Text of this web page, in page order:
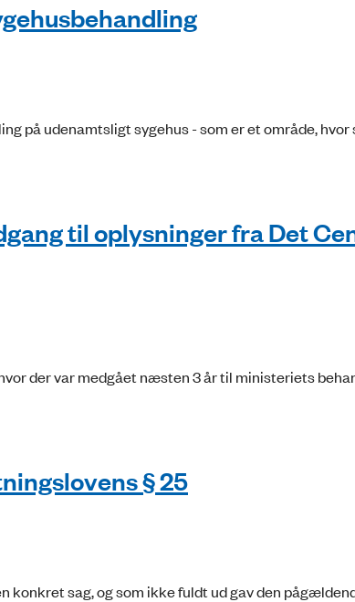
på udenamtsligt sygehus - som er et område, hvor
til oplysninger fra Det
der var medgået næsten 3 år til ministeriets
§ 25
konkret sag, og som ikke fuldt ud gav den